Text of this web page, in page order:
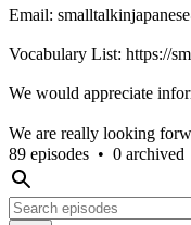
Email:
Vocabulary List: https://
We would appreciate
We are really looking
89 episodes • 0 archived